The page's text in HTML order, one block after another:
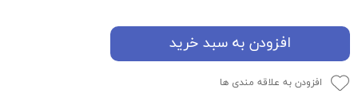
افزودن به سبد خرید
افزودن به علاقه مندی ها